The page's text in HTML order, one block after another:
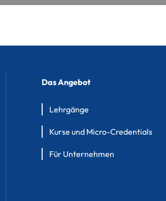
Das Angebot
Lehrgänge
Kurse und Micro-Credentials
Für Unternehmen